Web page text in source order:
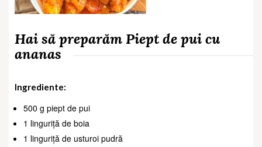
Hai să preparăm Piept de pui cu
ananas
Ingrediente:
500 g piept de pui
1 linguriță de boia
1 linguriță de usturoi pudră